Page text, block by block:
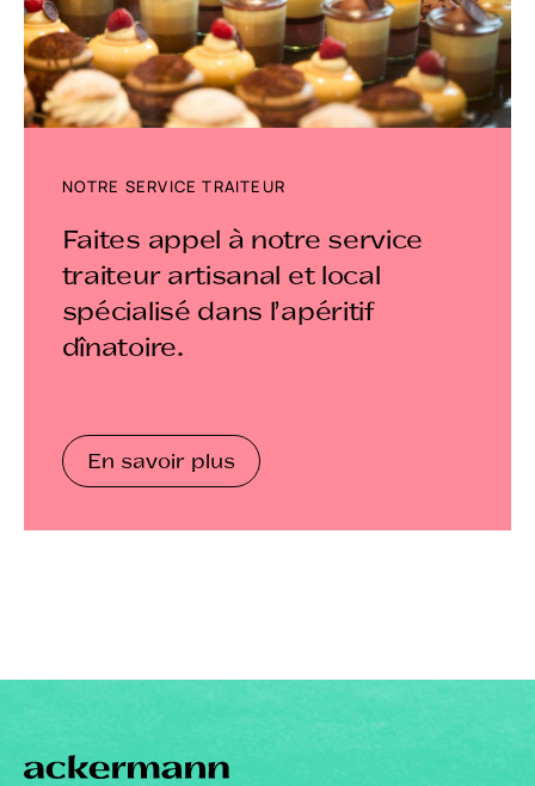
NOTRE SERVICE TRAITEUR
Faites appel à notre service
traiteur artisanal et local
spécialisé dans l'apéritif
dînatoire.
En savoir plus